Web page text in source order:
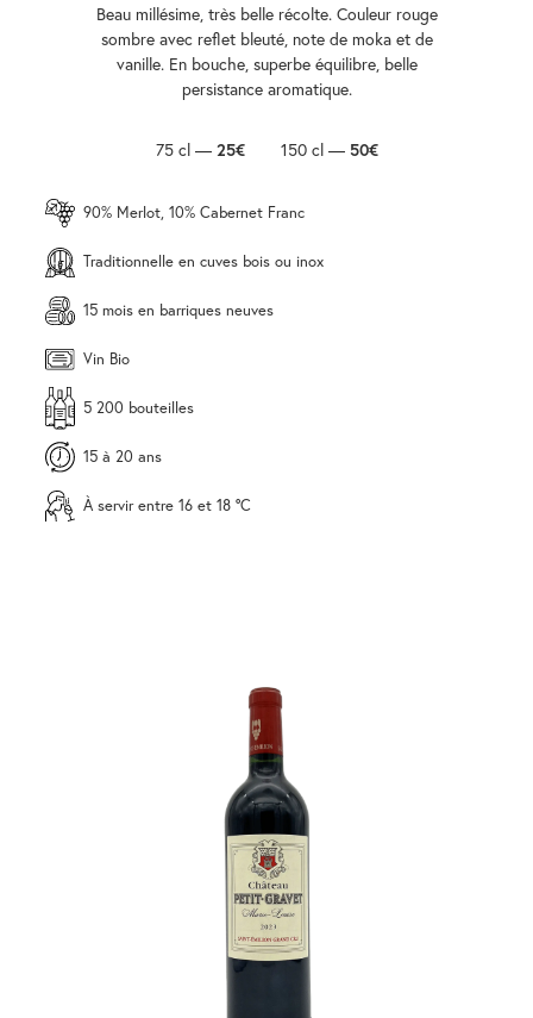
Beau millésime, très belle récolte. Couleur rouge
sombre avec reflet bleuté, note de moka et de
vanille. En bouche, superbe équilibre, belle
persistance aromatique.
75 cl — 25€ 150 cl — 50€
90% Merlot, 10% Cabernet Franc
Traditionnelle en cuves bois ou inox
15 mois en barriques neuves
Vin Bio
5 200 bouteilles
15 à 20 ans
À servir entre 16 et 18 °C